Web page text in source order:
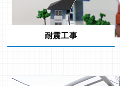
耐震工事